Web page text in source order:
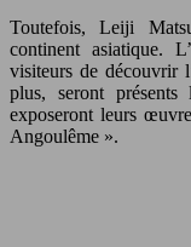
Toutefois, Leiji
continent asiatique.
visiteurs de découvrir
plus, seront présents
exposeront leurs
Angoulême ».